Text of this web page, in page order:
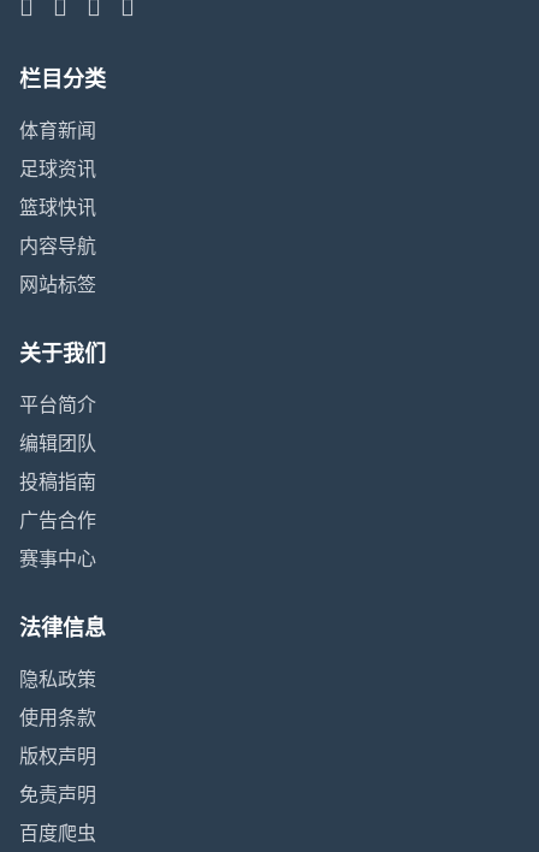
栏目分类
体育新闻
足球资讯
篮球快讯
内容导航
网站标签
关于我们
平台简介
编辑团队
投稿指南
广告合作
赛事中心
法律信息
隐私政策
使用条款
版权声明
免责声明
百度爬虫